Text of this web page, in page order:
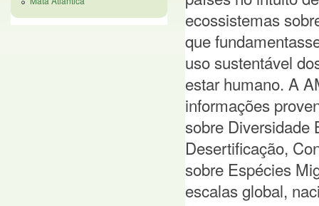
ecossistemas
que
uso sustentável
estar humano. A
informações
sobre Diversidade
Desertificação,
sobre Espécies
escalas global,